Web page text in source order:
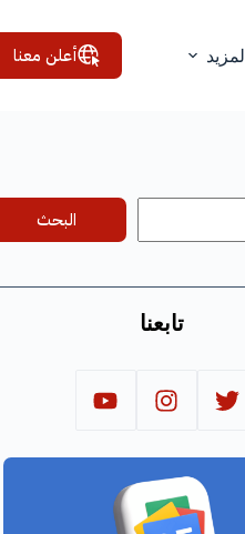
المزيد أعلن معنا
البحث
تابعنا